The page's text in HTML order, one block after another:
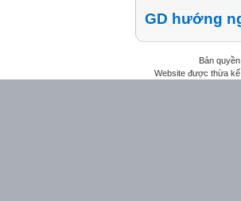
GD hướng
Bản
Website được thừa